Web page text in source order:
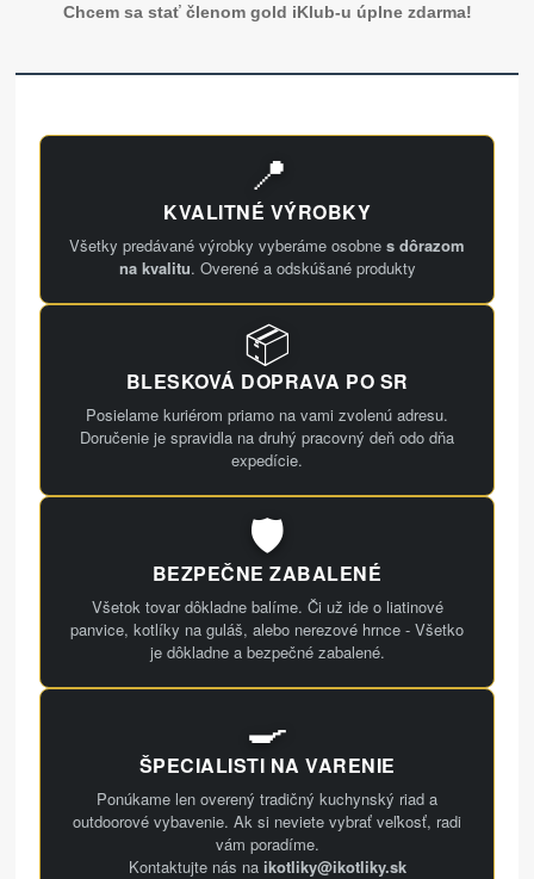
Chcem sa stať členom gold iKlub-u úplne zdarma!
📍
KVALITNÉ VÝROBKY
Všetky predávané výrobky vyberáme osobne s dôrazom
na kvalitu. Overené a odskúšané produkty
📦
BLESKOVÁ DOPRAVA PO SR
Posielame kuriérom priamo na vami zvolenú adresu.
Doručenie je spravidla na druhý pracovný deň odo dňa
expedície.
🛡️
BEZPEČNE ZABALENÉ
Všetok tovar dôkladne balíme. Či už ide o liatinové
panvice, kotlíky na guláš, alebo nerezové hrnce - Všetko
je dôkladne a bezpečné zabalené.
🍳
ŠPECIALISTI NA VARENIE
Ponúkame len overený tradičný kuchynský riad a
outdoorové vybavenie. Ak si neviete vybrať veľkosť, radi
vám poradíme.
Kontaktujte nás na ikotliky@ikotliky.sk